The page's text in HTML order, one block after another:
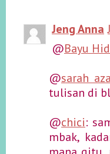
Jeng Anna
@Bayu
@sarah
tulisan di
@chici:
mbak,